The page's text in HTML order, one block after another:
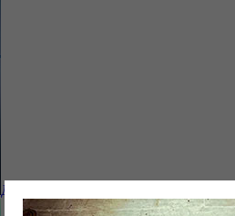
Доктор Тажина